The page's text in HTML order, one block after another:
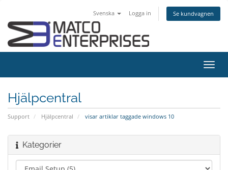
Svenska Logga in Se kundvagnen
Växla
Hjälpcentral
Support Hjälpcentral visar artiklar taggade windows 10
Kategorier